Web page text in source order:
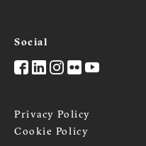
Social
Privacy Policy
Cookie Policy